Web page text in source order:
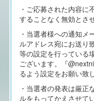
・ご応募された内容
することなく無効とさ
・当選者様への通知メ
ルアドレス宛にお送り
等の設定を行っている
ございます。『
るよう設定をお願い致
・当選者の発表は厳正
ルをもってかえさせて